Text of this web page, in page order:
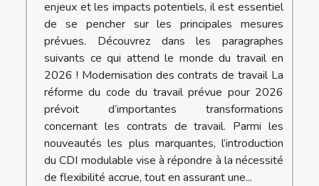
enjeux et les impacts potentiels, il est essentiel
de se pencher sur les principales mesures
prévues. Découvrez dans les paragraphes
suivants ce qui attend le monde du travail en
2026 ! Modernisation des contrats de travail La
réforme du code du travail prévue pour 2026
prévoit d’importantes transformations
concernant les contrats de travail. Parmi les
nouveautés les plus marquantes, l’introduction
du CDI modulable vise à répondre à la nécessité
de flexibilité accrue, tout en assurant une...